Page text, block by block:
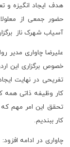
هدف ایجاد انگیزه و
حضور جمعی از
آسیاب شهرک ناز
علیرضا چاواری مدیر
خصوص برگزاری این
تفریحی در نهایت
کار وظیفه ذاتی همه
تحقق این امر مهم
کار ببندیم.
چاواری در ادامه